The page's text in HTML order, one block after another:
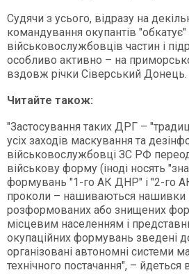
Судячи з усього, відразу на
командування окупантів
військовослужбовців частин і
особливо активно – на
вздовж річки Сіверський Донець.
Читайте також:
"Застосування таких ДРГ –
усіх заходів маскування та
військовослужбовці ЗС РФ
військову форму (іноді носять
формувань "1-го АК ДНР" і "2-го
проколи – нашиваються
розформованих або знищених
місцевим населенням і
окупаційних формувань зведені
організовані автономні системи
технічного постачання", – йдеться